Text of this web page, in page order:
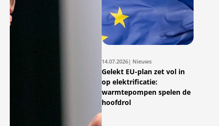
14.07.2026| Nieuws
Gelekt EU-plan zet vol in
op elektrificatie:
warmtepompen spelen de
hoofdrol